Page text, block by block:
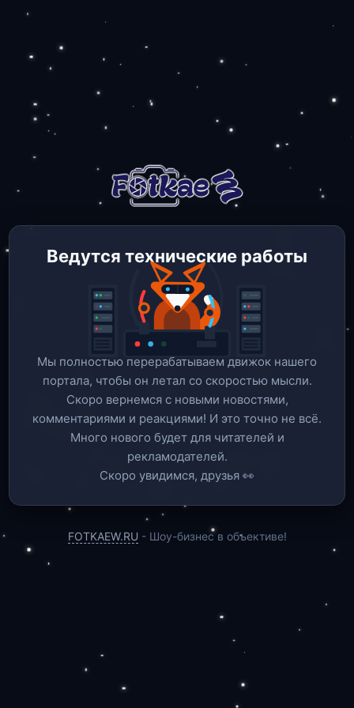
Ведутся технические работы
Мы полностью перерабатываем движок нашего
портала, чтобы он летал со скоростью мысли.
Скоро вернемся c новыми новостями,
комментариями и реакциями! И это точно не всё.
Много нового будет для читателей и
рекламодателей.
Скоро увидимся, друзья 👀
FOTKAEW.RU - Шоу-бизнес в объективе!